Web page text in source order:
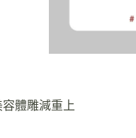
體雕減重上